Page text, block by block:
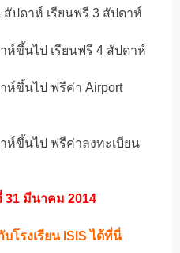
สัปดาห์ เรียนฟรี 3 สัปดาห์
ห์ขึ้นไป เรียนฟรี 4 สัปดาห์
ห์ขึ้นไป ฟรีค่า Airport
ห์ขึ้นไป ฟรีค่าลงทะเบียน
31 มีนาคม 2014
บโรงเรียน ISIS ได้ที่นี่